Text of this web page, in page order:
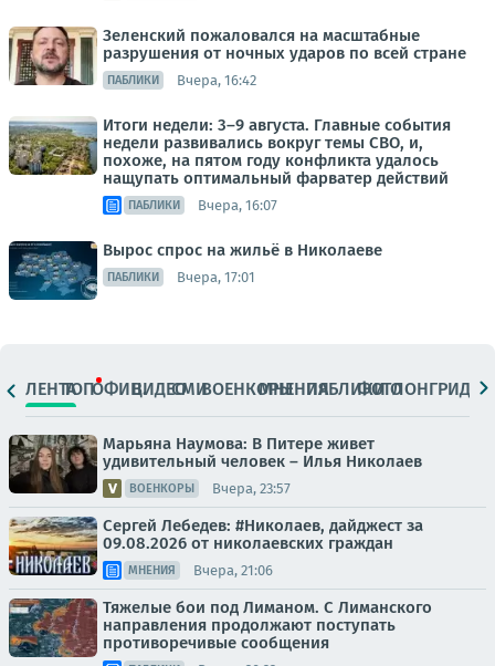
Зеленский пожаловался на масштабные
разрушения от ночных ударов по всей стране
ПАБЛИКИ Вчера, 16:42
Итоги недели: 3–9 августа. Главные события
недели развивались вокруг темы СВО, и,
похоже, на пятом году конфликта удалось
нащупать оптимальный фарватер действий
ПАБЛИКИ Вчера, 16:07
Вырос спрос на жильё в Николаеве
ПАБЛИКИ Вчера, 17:01
ЛЕНТАТОПОФИЦ.ВИДЕОСМИВОЕНКОРЫМНЕНИЯПАБЛИКИ
ФОТОЛОНГРИДЫ
Марьяна Наумова: В Питере живет
удивительный человек – Илья Николаев
ВОЕНКОРЫ Вчера, 23:57
Сергей Лебедев: #Николаев, дайджест за
09.08.2026 от николаевских граждан
МНЕНИЯ Вчера, 21:06
Тяжелые бои под Лиманом. С Лиманского
направления продолжают поступать
противоречивые сообщения